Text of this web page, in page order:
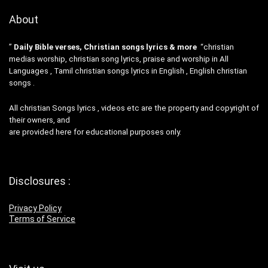
About
” Daily Bible verses, Christian songs lyrics & more “christian
medias worship, christian song lyrics, praise and worship in All
Languages , Tamil christian songs lyrics in English , English christian
songs .
All christian Songs lyrics , videos etc are the property and copyright of
their owners, and
are provided here for educational purposes only.
Disclosures :
Privacy Policy
Terms of Service